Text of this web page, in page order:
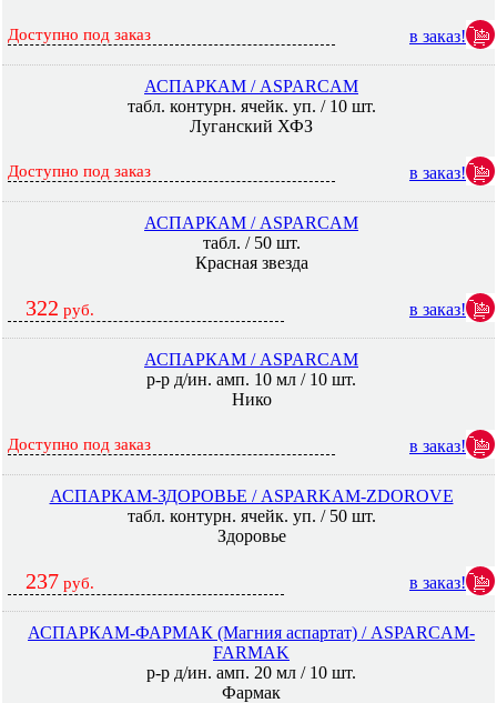
Доступно под заказ в заказ!
АСПАРКАМ / ASPARCAM
табл. контурн. ячейк. уп. / 10 шт.
Луганский ХФЗ
Доступно под заказ в заказ!
АСПАРКАМ / ASPARCAM
табл. / 50 шт.
Красная звезда
322 руб. в заказ!
АСПАРКАМ / ASPARCAM
р-р д/ин. амп. 10 мл / 10 шт.
Нико
Доступно под заказ в заказ!
АСПАРКАМ-ЗДОРОВЬЕ / ASPARKAM-ZDOROVE
табл. контурн. ячейк. уп. / 50 шт.
Здоровье
237 руб. в заказ!
АСПАРКАМ-ФАРМАК (Магния аспартат) / ASPARCAM-
FARMAK
р-р д/ин. амп. 20 мл / 10 шт.
Фармак